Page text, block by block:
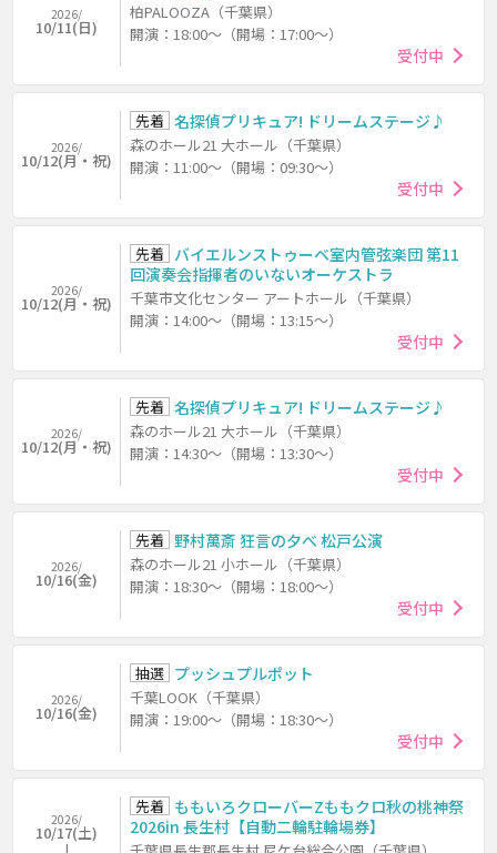
2026/
10/11(日)
柏PALOOZA（千葉県）
開演：18:00～（開場：17:00～）
受付中
2026/
10/12(月・祝)
先着 名探偵プリキュア! ドリームステージ♪
森のホール21 大ホール（千葉県）
開演：11:00～（開場：09:30～）
受付中
2026/
10/12(月・祝)
先着 バイエルンストゥーベ室内管弦楽団 第11
回演奏会指揮者のいないオーケストラ
千葉市文化センター アートホール（千葉県）
開演：14:00～（開場：13:15～）
受付中
2026/
10/12(月・祝)
先着 名探偵プリキュア! ドリームステージ♪
森のホール21 大ホール（千葉県）
開演：14:30～（開場：13:30～）
受付中
2026/
10/16(金)
先着 野村萬斎 狂言の夕べ 松戸公演
森のホール21 小ホール（千葉県）
開演：18:30～（開場：18:00～）
受付中
2026/
10/16(金)
抽選 プッシュプルポット
千葉LOOK（千葉県）
開演：19:00～（開場：18:30～）
受付中
2026/
10/17(土)
先着 ももいろクローバーZももクロ秋の桃神祭
2026in 長生村【自動二輪駐輪場券】